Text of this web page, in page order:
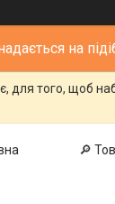
на
для того, щоб
🔎